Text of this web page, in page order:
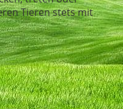
Tieren stets mit